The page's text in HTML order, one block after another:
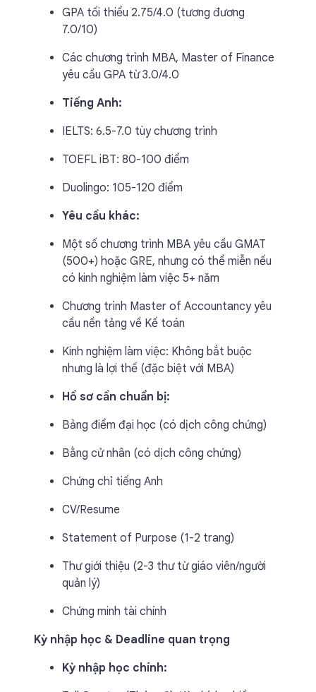
GPA tối thiểu 2.75/4.0 (tương đương
7.0/10)
Các chương trình MBA, Master of Finance
yêu cầu GPA từ 3.0/4.0
Tiếng Anh:
IELTS: 6.5-7.0 tùy chương trình
TOEFL iBT: 80-100 điểm
Duolingo: 105-120 điểm
Yêu cầu khác:
Một số chương trình MBA yêu cầu GMAT
(500+) hoặc GRE, nhưng có thể miễn nếu
có kinh nghiệm làm việc 5+ năm
Chương trình Master of Accountancy yêu
cầu nền tảng về Kế toán
Kinh nghiệm làm việc: Không bắt buộc
nhưng là lợi thế (đặc biệt với MBA)
Hồ sơ cần chuẩn bị:
Bảng điểm đại học (có dịch công chứng)
Bằng cử nhân (có dịch công chứng)
Chứng chỉ tiếng Anh
CV/Resume
Statement of Purpose (1-2 trang)
Thư giới thiệu (2-3 thư từ giáo viên/người
quản lý)
Chứng minh tài chính
Kỳ nhập học & Deadline quan trọng
Kỳ nhập học chính: